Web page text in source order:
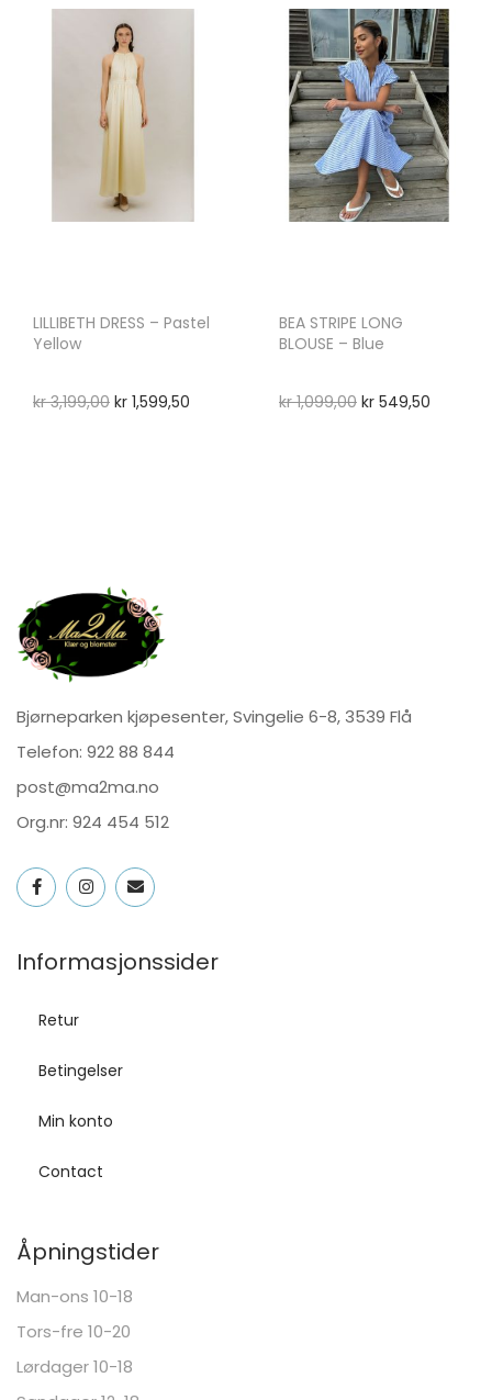
LILLIBETH DRESS – Pastel
Yellow
kr3,199,00 kr 1,599,50
BEA STRIPE LONG
BLOUSE – Blue
kr1,099,00 kr549,50
Bjørneparken kjøpesenter, Svingelie 6-8, 3539 Flå
Telefon: 922 88 844
post@ma2ma.no
Org.nr: 924 454 512
Informasjonssider
Retur
Betingelser
Min konto
Contact
Åpningstider
Man-ons 10-18
Tors-fre 10-20
Lørdager 10-18